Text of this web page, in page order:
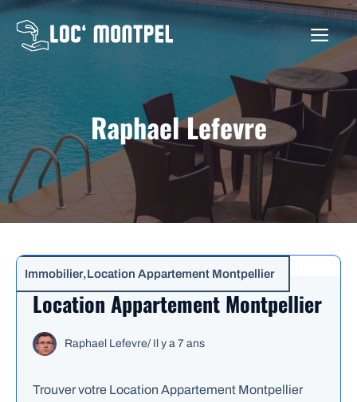
Aller
contenu
Raphael Lefevre
Immobilier,Location Appartement Montpellier
Location Appartement Montpellier
Raphael Lefevre/ Il y a 7 ans
Trouver votre Location Appartement Montpellier